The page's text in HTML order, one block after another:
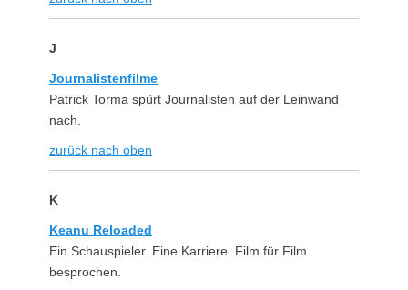
J
Journalistenfilme
Patrick Torma spürt Journalisten auf der Leinwand
nach.
zurück nach oben
K
Keanu Reloaded
Ein Schauspieler. Eine Karriere. Film für Film
besprochen.